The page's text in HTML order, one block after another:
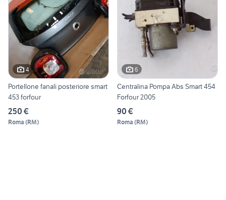
4
Portellone fanali posteriore smart
453 forfour
250 €
Roma (RM)
6
Centralina Pompa Abs Smart 454
Forfour 2005
90 €
Roma (RM)